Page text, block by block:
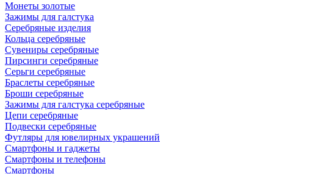
Монеты золотые
Зажимы для галстука
Серебряные изделия
Кольца серебряные
Сувениры серебряные
Пирсинги серебряные
Серьги серебряные
Браслеты серебряные
Броши серебряные
Зажимы для галстука серебряные
Цепи серебряные
Подвески серебряные
Футляры для ювелирных украшений
Смартфоны и гаджеты
Смартфоны и телефоны
Смартфоны